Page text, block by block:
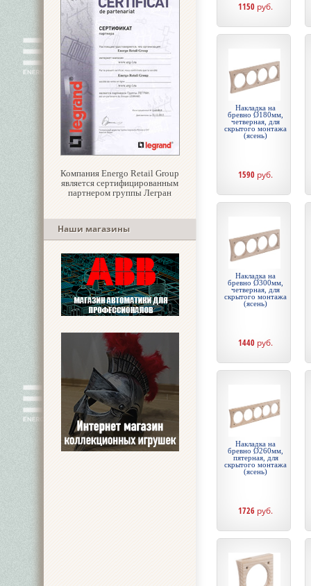
Компания Energo Retail Group
является сертифицированным
партнером группы Легран
Наши магазины
1150 руб.
Накладка на
бревно Ø180мм,
четверная, для
скрытого монтажа
(ясень)
1590 руб.
Накладка на
бревно Ø300мм,
четверная, для
скрытого монтажа
(ясень)
1440 руб.
Накладка на
бревно Ø260мм,
пятерная, для
скрытого монтажа
(ясень)
1726 руб.